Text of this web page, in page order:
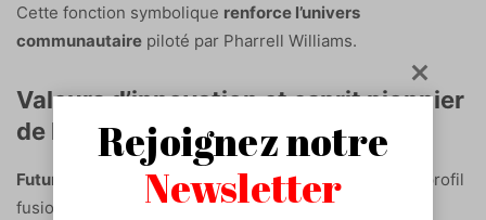
Cette fonction symbolique renforce l’univers
communautaire piloté par Pharrell Williams.
Valeurs d’innovation et esprit pionnier
de l’artiste
Future […] devient ambassadeur Louis Vuitton
. Son profil
fusionne avec l’artisanat.
Rejoignez notre
Newsletter